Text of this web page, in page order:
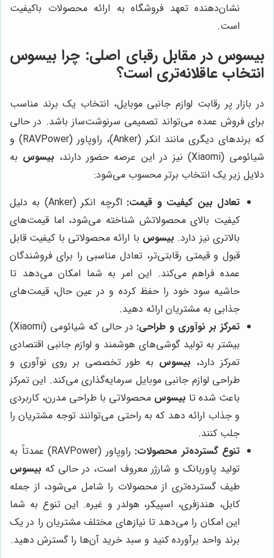
نشان‌دهنده تعهد فروشگاه به ارائه محصولات باکیفیت
است.
بیسوس در مقابل رقبای اصلی: چرا بیسوس
انتخاب عاقلانه‌تری است؟
در بازار پر رقابت لوازم جانبی موبایل، انتخاب یک برند مناسب
برای فروش عمده می‌تواند تصمیمی سرنوشت‌ساز باشد. در حالی
که برندهای دیگری مانند انکر (Anker)، راوپاور (RAVPower) و
شیائومی (Xiaomi) نیز در این عرصه حضور دارند،
بیسوس به
دلایل زیر یک انتخاب برتر محسوب می‌شود:
تعادل بین کیفیت و قیمت:
اگرچه انکر (Anker) به دلیل
کیفیت بالای محصولاتش شناخته می‌شود، اما قیمت‌های
بالاتری نیز دارد. بیسوس با ارائه محصولاتی با کیفیت قابل
قبول و قیمتی رقابتی‌تر، تعادل مناسبی را برای فروشندگان
عمده فراهم می‌کند. این امر به شما امکان می‌دهد تا
حاشیه سود خود را حفظ کرده و در عین حال، قیمت‌های
جذابی به مشتریان ارائه دهید.
تمرکز بر نوآوری و طراحی:
در حالی که شیائومی (Xiaomi)
بیشتر به تولید گوشی‌های هوشمند و لوازم جانبی اقتصادی
تمرکز دارد، بیسوس به طور تخصصی بر روی نوآوری و
طراحی لوازم جانبی موبایل سرمایه‌گذاری می‌کند. این تمرکز
باعث شده تا بیسوس محصولاتی با طراحی مدرن، کاربردی
و جذاب ارائه دهد که به راحتی می‌توانند توجه مشتریان را
جلب کنند.
تنوع گسترده‌تر محصولات:
راوپاور (RAVPower) عمدتاً به
تولید پاوربانک و شارژر معروف است، در حالی که بیسوس
طیف گسترده‌تری از محصولات را شامل می‌شود، از جمله
کابل، هندزفری، اسپیکر، هولدر و غیره. این تنوع به شما
این امکان را می‌دهد تا نیازهای مختلف مشتریان را در یک
برند واحد برآورده کنید و سبد خرید آن‌ها را گسترش دهید.